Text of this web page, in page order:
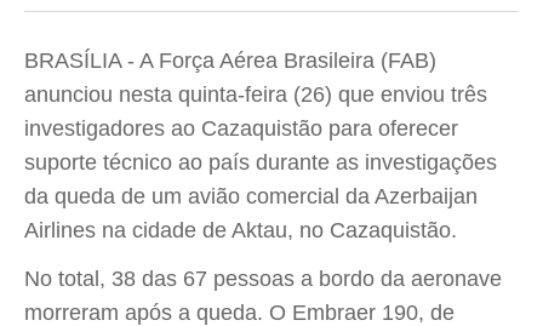
BRASÍLIA - A Força Aérea Brasileira (FAB)
anunciou nesta quinta-feira (26) que enviou três
investigadores ao Cazaquistão para oferecer
suporte técnico ao país durante as investigações
da queda de um avião comercial da Azerbaijan
Airlines na cidade de Aktau, no Cazaquistão.
No total, 38 das 67 pessoas a bordo da aeronave
morreram após a queda. O Embraer 190, de